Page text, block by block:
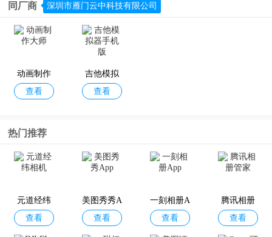
同厂商 深圳市雁门云中科技有限公司
动画制作
大师
查看
吉他模拟
器手机版
查看
热门推荐
元道经纬
相机
查看
美图秀秀A
pp
查看
一刻相册A
pp
查看
腾讯相册
管家
查看